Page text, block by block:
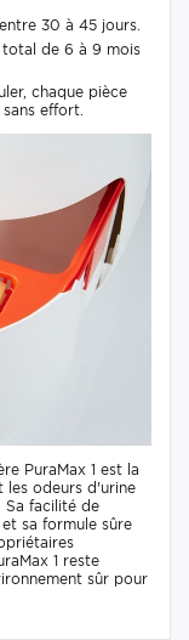
30 à 45 jours.
de 6 à 9 mois
chaque pièce
effort.
PuraMax 1 est la
les odeurs d'urine
Sa facilité de
sa formule sûre
1 reste
sûr pour